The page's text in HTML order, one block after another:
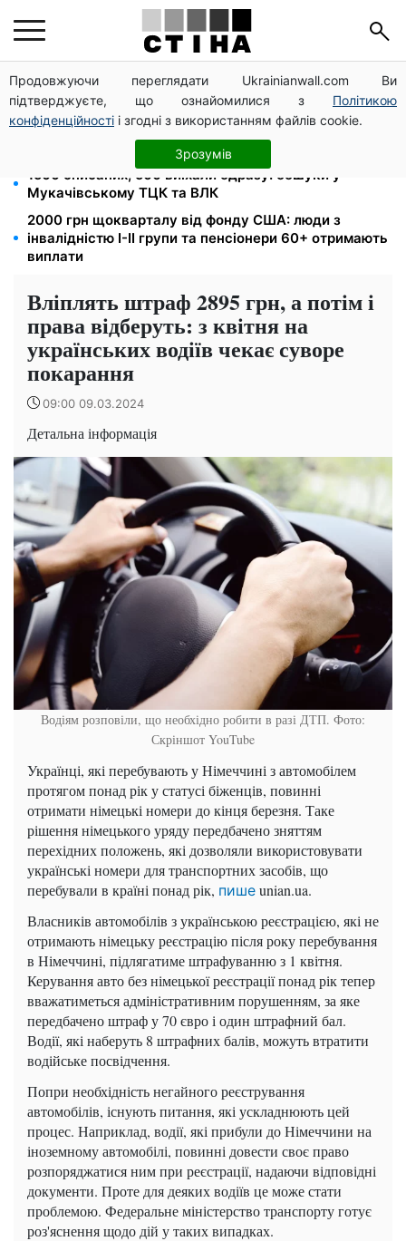
Продовжуючи переглядати Ukrainianwall.com Ви
підтверджуєте, що ознайомилися з Політикою
конфіденційності і згодні з використанням файлів cookie.
Зрозумів
Допомога людям з інвалідністю I-II групи: DRC,
Acted і NP реєструють просто вдома на Херсонщині
Кешбек до 40% на Netflix та YouTube: Ощадбанк і
Mastercard запустили акцію до кінця жовтня
1500 списаних, 500 виїхали одразу: обшуки у
Мукачівському ТЦК та ВЛК
2000 грн щокварталу від фонду США: люди з
інвалідністю I-II групи та пенсіонери 60+ отримають
виплати
Вліплять штраф 2895 грн, а потім і
права відберуть: з квітня на
українських водіїв чекає суворе
покарання
09:00 09.03.2024
Детальна інформація
Водіям розповіли, що необхідно робити в разі ДТП. Фото:
Скріншот YouTube
Українці, які перебувають у Німеччині з автомобілем
протягом понад рік у статусі біженців, повинні
отримати німецькі номери до кінця березня. Таке
рішення німецького уряду передбачено зняттям
перехідних положень, які дозволяли використовувати
українські номери для транспортних засобів, що
перебували в країні понад рік, пише unian.ua.
Власників автомобілів з українською реєстрацією, які не
отримають німецьку реєстрацію після року перебування
в Німеччині, підлягатиме штрафуванню з 1 квітня.
Керування авто без німецької реєстрації понад рік тепер
вважатиметься адміністративним порушенням, за яке
передбачено штраф у 70 євро і один штрафний бал.
Водії, які наберуть 8 штрафних балів, можуть втратити
водійське посвідчення.
Попри необхідність негайного реєстрування
автомобілів, існують питання, які ускладнюють цей
процес. Наприклад, водії, які прибули до Німеччини на
іноземному автомобілі, повинні довести своє право
розпоряджатися ним при реєстрації, надаючи відповідні
документи. Проте для деяких водіїв це може стати
проблемою. Федеральне міністерство транспорту готує
роз'яснення щодо дій у таких випадках.